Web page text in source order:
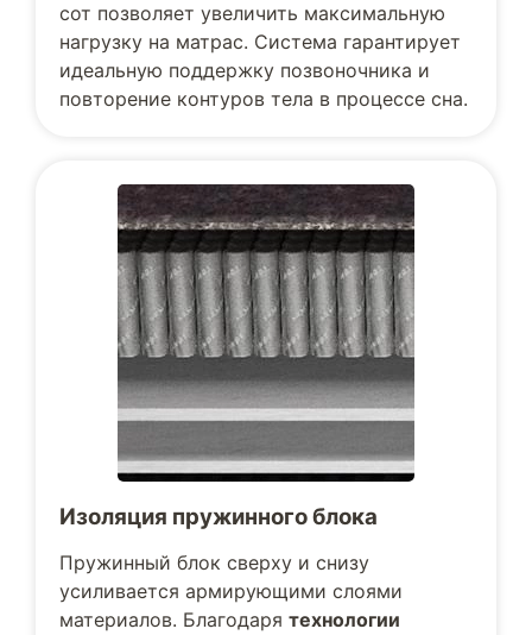
сот позволяет увеличить максимальную
нагрузку на матрас. Система гарантирует
идеальную поддержку позвоночника и
повторение контуров тела в процессе сна.
Изоляция пружинного блока
Пружинный блок сверху и снизу
усиливается армирующими слоями
материалов. Благодаря технологии